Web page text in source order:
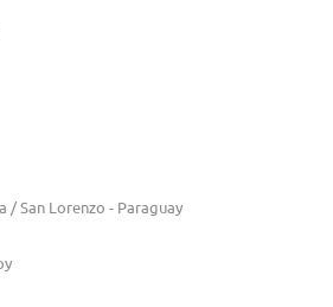
/ San Lorenzo - Paraguay